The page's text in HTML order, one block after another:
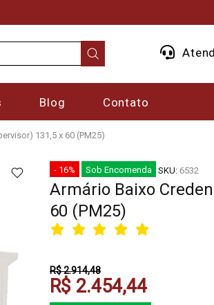
Blog Contato
131,5 x 60 (PM25)
- 16% Sob Encomenda SKU: 6532
Armário Baixo
60 (PM25)
R$ 2.914,48
R$ 2.454,44